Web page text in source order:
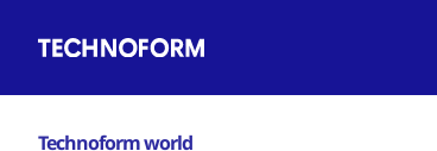
navigation
Technoform world